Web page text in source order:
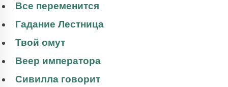
Все переменится
Гадание Лестница
Твой омут
Веер императора
Сивилла говорит